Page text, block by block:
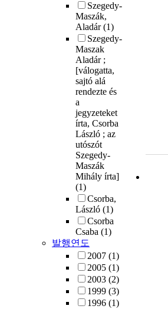
Szegedy-
Maszák,
Aladár(1)
Szegedy-
Maszak
Aladár ;
[válogatta,
sajtó alá
rendezte és
a
jegyzeteket
írta, Csorba
László ; az
utószót
Szegedy-
Maszák
Mihály írta]
(1)
Csorba,
László (1)
Csorba
Csaba (1)
발행연도
2007 (1)
2005 (1)
2003 (2)
1999 (3)
1996 (1)